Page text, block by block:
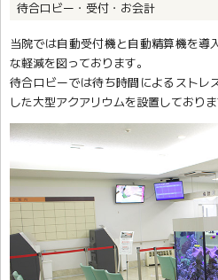
待合ロビー・受付・お会計
当院では自動受付機と自動精算機を
な軽減を図っております。
待合ロビーでは待ち時間によるストレ
した大型アクアリウムを設置しておりま